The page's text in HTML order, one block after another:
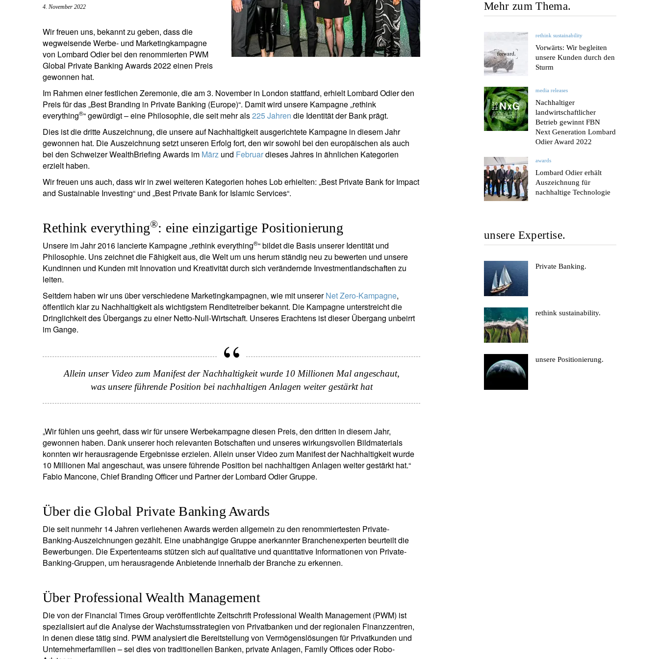
brazil.
Unternehmer.4. November 2022
Wir freuen uns, bekannt zu geben, dass die
wegweisende Werbe- und Marketingkampagne
von Lombard Odier bei den renommierten PWM
Global Private Banking Awards 2022 einen Preis
gewonnen hat.
Im Rahmen einer festlichen Zeremonie, die am 3. November in London stattfand, erhielt Lombard Odier den
Preis für das „Best Branding in Private Banking (Europe)“. Damit wird unsere Kampagne „rethink
everything®“ gewürdigt – eine Philosophie, die seit mehr als225 Jahren die Identität der Bank prägt.
Dies ist die dritte Auszeichnung, die unsere auf Nachhaltigkeit ausgerichtete Kampagne in diesem Jahr
gewonnen hat. Die Auszeichnung setzt unseren Erfolg fort, den wir sowohl bei den europäischen als auch
bei den Schweizer WealthBriefing Awards im März und Februardieses Jahres in ähnlichen Kategorien
erzielt haben.
Wir freuen uns auch, dass wir in zwei weiteren Kategorien hohes Lob erhielten: „Best Private Bank for Impact
and Sustainable Investing“ und „Best Private Bank for Islamic Services“.
Rethink everything®: eine einzigartige Positionierung
Unsere im Jahr 2016 lancierte Kampagne „rethink everything®“ bildet die Basis unserer Identität und
Philosophie. Uns zeichnet die Fähigkeit aus, die Welt um uns herum ständig neu zu bewerten und unsere
Kundinnen und Kunden mit Innovation und Kreativität durch sich verändernde Investmentlandschaften zu
leiten.
Seitdem haben wir uns über verschiedene Marketingkampagnen, wie mit unsererNet Zero-Kampagne,
öffentlich klar zu Nachhaltigkeit als wichtigstem Renditetreiber bekannt. Die Kampagne unterstreicht die
Dringlichkeit des Übergangs zu einer Netto-Null-Wirtschaft. Unseres Erachtens ist dieser Übergang unbeirrt
im Gange.
Allein unser Video zum Manifest der Nachhaltigkeit wurde 10 Millionen Mal angeschaut,
was unsere führende Position bei nachhaltigen Anlagen weiter gestärkt hat
„Wir fühlen uns geehrt, dass wir für unsere Werbekampagne diesen Preis, den dritten in diesem Jahr,
gewonnen haben. Dank unserer hoch relevanten Botschaften und unseres wirkungsvollen Bildmaterials
konnten wir herausragende Ergebnisse erzielen. Allein unser Video zum Manifest der Nachhaltigkeit wurde
10 Millionen Mal angeschaut, was unsere führende Position bei nachhaltigen Anlagen weiter gestärkt hat.“
Fabio Mancone, Chief Branding Officer und Partner der Lombard Odier Gruppe.
Über die Global Private Banking Awards
Die seit nunmehr 14 Jahren verliehenen Awards werden allgemein zu den renommiertesten Private-
Banking-Auszeichnungen gezählt. Eine unabhängige Gruppe anerkannter Branchenexperten beurteilt die
Bewerbungen. Die Expertenteams stützen sich auf qualitative und quantitative Informationen von Private-
Banking-Gruppen, um herausragende Anbietende innerhalb der Branche zu erkennen.
Über Professional Wealth Management
Die von der Financial Times Group veröffentlichte Zeitschrift Professional Wealth Management (PWM) ist
spezialisiert auf die Analyse der Wachstumsstrategien von Privatbanken und der regionalen Finanzzentren,
in denen diese tätig sind. PWM analysiert die Bereitstellung von Vermögenslösungen für Privatkunden und
Unternehmerfamilien – sei dies von traditionellen Banken, private Anlagen, Family Offices oder Robo-
Mehr zum Thema.
rethink sustainability
Vorwärts: Wir begleiten
unsere Kunden durch den
Sturm
media releases
Nachhaltiger
landwirtschaftlicher
Betrieb gewinnt FBN
Next Generation Lombard
Odier Award 2022
awards
Lombard Odier erhält
Auszeichnung für
nachhaltige Technologie
unsere Expertise.
Private Banking.
rethink sustainability.
unsere Positionierung.
Newsletter abonnieren
Select an Option
Titel Vorname Name
Ihre Informationen werden in Übereinstimmung mit unserer
Datenschutzerklärung verwendet.